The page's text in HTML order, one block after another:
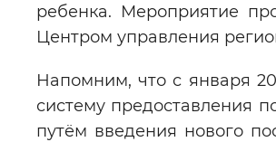
Звуковой ассистент:
Вернуть
ребенка. Мероприятие
Центром управления
Напомним, что с января
систему
путём введения нового